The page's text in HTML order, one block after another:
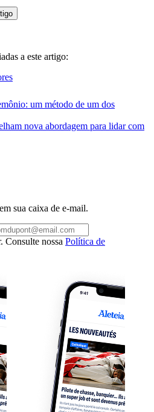
a este artigo:
um método de um dos
nova abordagem para lidar com
sua caixa de e-mail.
Consulte nossa Política de